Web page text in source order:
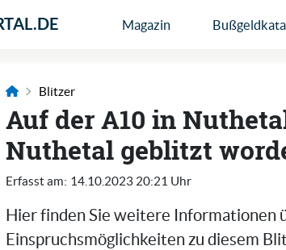
Magazin
Blitzer
Auf der A10 in
Nuthetal geblitzt
Erfasst am: 14.10.2023 20:21 Uhr
Hier finden Sie weitere Informationen
Einspruchsmöglichkeiten zu diesem